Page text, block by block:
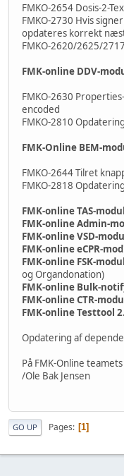
FMKO-2654 Dosis-2-
FMKO-2730 Hvis
opdateres korrekt
FMKO-2620/2625/
FMK-online DDV-
FMKO-2630
encoded
FMKO-2810
FMK-Online BEM-
FMKO-2644 Tilret
FMKO-2818
FMK-online TAS-
FMK-online Admin-
FMK-online VSD-
FMK-online eCPR-
FMK-online FSK-
og Organdonation)
FMK-online Bulk-
FMK-online CTR-
FMK-online Testtool
Opdatering af
På FMK-Online
/Ole Bak Jensen
GO UP Pages 1